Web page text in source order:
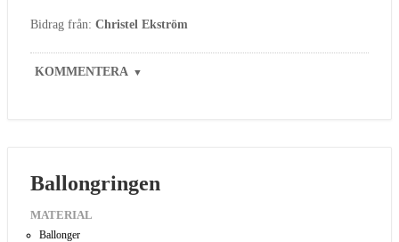
Bidrag från: Christel Ekström
KOMMENTERA ▼
Ballongringen
MATERIAL
Ballonger